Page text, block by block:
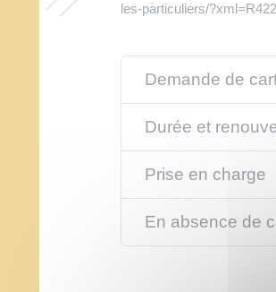
les-particuliers/
Demande de
Durée et
Prise en charge
En absence de